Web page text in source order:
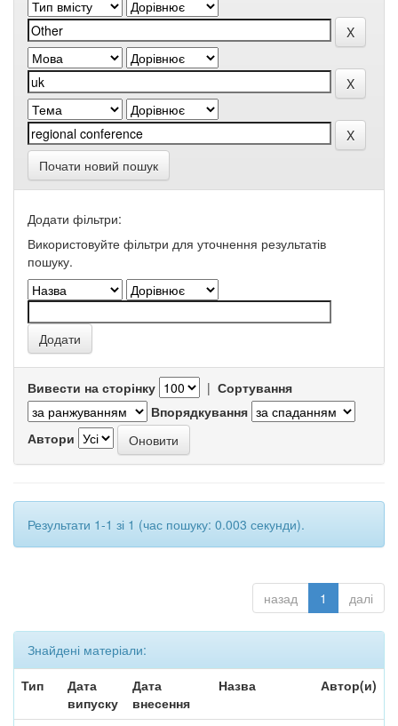
Почати новий пошук
Додати фільтри:
Використовуйте фільтри для уточнення результатів
пошуку.
Вивести на сторінку | Сортування
Впорядкування
Автори
Результати 1-1 зі 1 (час пошуку: 0.003 секунди).
назад 1 далі
Знайдені матеріали:
Тип
Дата
випуску
Дата
внесення
Назва Автор(и)